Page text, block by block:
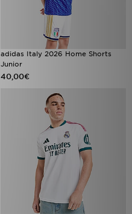
adidas Italy 2026 Home Shorts
Junior
40,00€